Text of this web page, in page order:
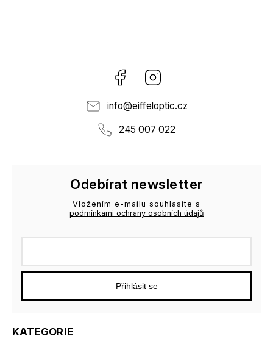
Facebook
info@eiffeloptic.cz
245 007 022
KATEGORIE
Odebírat newsletter
Vložením e-mailu souhlasíte s
podmínkami ochrany osobních údajů
Přihlásit se